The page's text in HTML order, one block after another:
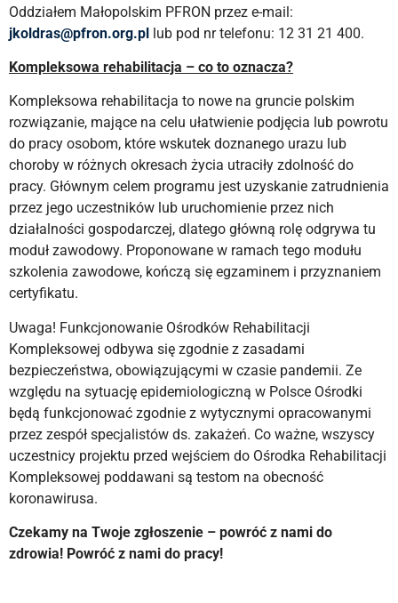
Oddziałem Małopolskim PFRON przez e-mail:
jkoldras@pfron.org.pl lub pod nr telefonu: 12 31 21 400.
Kompleksowa rehabilitacja – co to oznacza?
Kompleksowa rehabilitacja to nowe na gruncie polskim
rozwiązanie, mające na celu ułatwienie podjęcia lub powrotu
do pracy osobom, które wskutek doznanego urazu lub
choroby w różnych okresach życia utraciły zdolność do
pracy. Głównym celem programu jest uzyskanie zatrudnienia
przez jego uczestników lub uruchomienie przez nich
działalności gospodarczej, dlatego główną rolę odgrywa tu
moduł zawodowy. Proponowane w ramach tego modułu
szkolenia zawodowe, kończą się egzaminem i przyznaniem
certyfikatu.
Uwaga! Funkcjonowanie Ośrodków Rehabilitacji
Kompleksowej odbywa się zgodnie z zasadami
bezpieczeństwa, obowiązującymi w czasie pandemii. Ze
względu na sytuację epidemiologiczną w Polsce Ośrodki
będą funkcjonować zgodnie z wytycznymi opracowanymi
przez zespół specjalistów ds. zakażeń. Co ważne, wszyscy
uczestnicy projektu przed wejściem do Ośrodka Rehabilitacji
Kompleksowej poddawani są testom na obecność
koronawirusa.
Czekamy na Twoje zgłoszenie – powróć z nami do
zdrowia! Powróć z nami do pracy!